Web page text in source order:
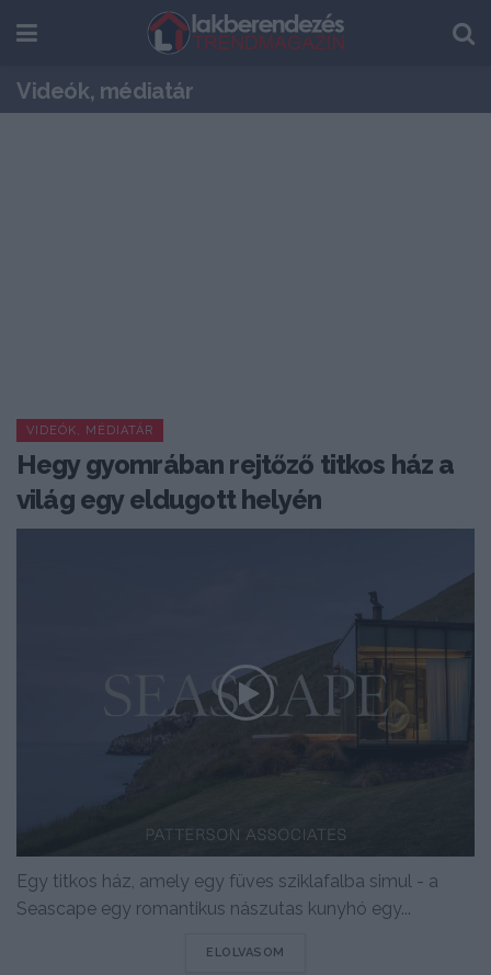
Videók, médiatár
VIDEÓK, MÉDIATÁR
Hegy gyomrában rejtőző titkos ház a
világ egy eldugott helyén
Egy titkos ház, amely egy füves sziklafalba simul - a
Seascape egy romantikus nászutas kunyhó egy...
ELOLVASOM